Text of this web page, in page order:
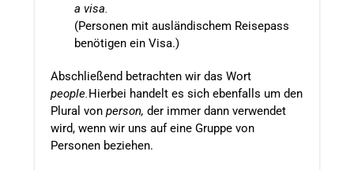
a visa.
(Personen mit ausländischem Reisepass
benötigen ein Visa.)
Abschließend betrachten wir das Wort
people.Hierbei handelt es sich ebenfalls um den
Plural von person, der immer dann verwendet
wird, wenn wir uns auf eine Gruppe von
Personen beziehen.